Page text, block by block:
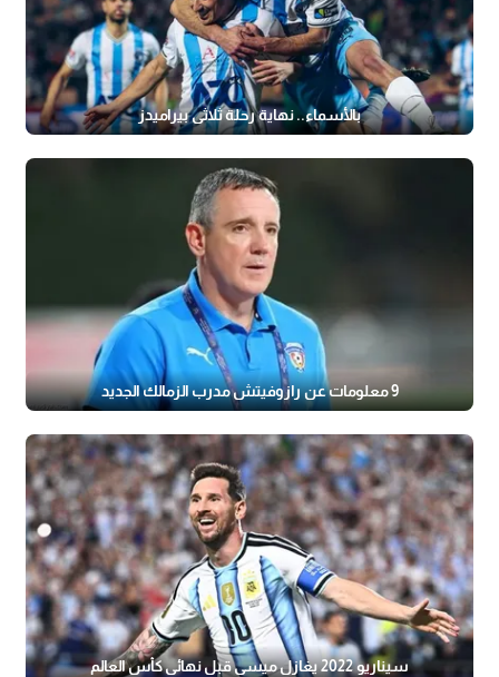
بالأسماء.. نهاية رحلة ثلاثي بيراميدز
9 معلومات عن رازوفيتش مدرب الزمالك الجديد
سيناريو 2022 يغازل ميسي قبل نهائي كأس العالم